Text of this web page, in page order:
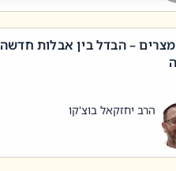
– הבדל בין אבלות חדשה
הרב יחזקאל בוצ'קו